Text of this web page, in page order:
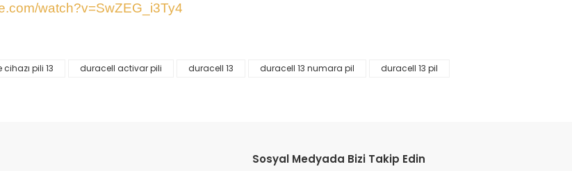
watch?v=SwZEG_i3Ty4
noktaları öneri formunu kullanarak tarafımıza iletebilirsiniz.
pili 13 duracell activar pili duracell 13 duracell 13 numara pil
duracell 13 pil
Sosyal Medyada Bizi Takip Edin